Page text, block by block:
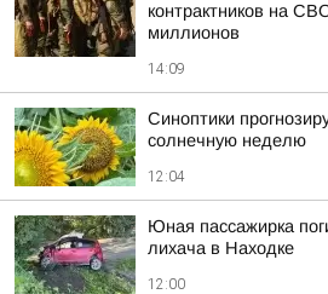
контрактников на
миллионов
14:09
Синоптики
солнечную неделю
12:04
Юная пассажирка
лихача в Находке
12:00